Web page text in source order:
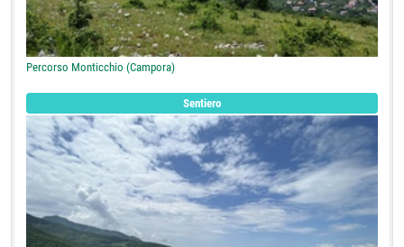
Percorso Monticchio (Campora)
Sentiero